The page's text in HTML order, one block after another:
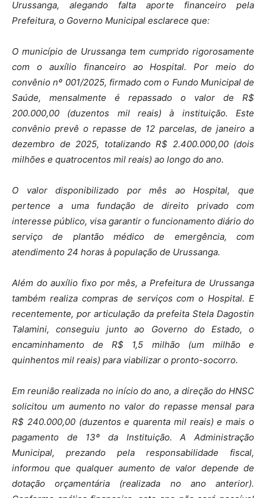
Urussanga, alegando falta aporte financeiro pela
Prefeitura, o Governo Municipal esclarece que:
O município de Urussanga tem cumprido rigorosamente
com o auxílio financeiro ao Hospital. Por meio do
convênio nº 001/2025, firmado com o Fundo Municipal de
Saúde, mensalmente é repassado o valor de R$
200.000,00 (duzentos mil reais) à instituição. Este
convênio prevê o repasse de 12 parcelas, de janeiro a
dezembro de 2025, totalizando R$ 2.400.000,00 (dois
milhões e quatrocentos mil reais) ao longo do ano.
O valor disponibilizado por mês ao Hospital, que
pertence a uma fundação de direito privado com
interesse público, visa garantir o funcionamento diário do
serviço de plantão médico de emergência, com
atendimento 24 horas à população de Urussanga.
Além do auxílio fixo por mês, a Prefeitura de Urussanga
também realiza compras de serviços com o Hospital. E
recentemente, por articulação da prefeita Stela Dagostin
Talamini, conseguiu junto ao Governo do Estado, o
encaminhamento de R$ 1,5 milhão (um milhão e
quinhentos mil reais) para viabilizar o pronto-socorro.
Em reunião realizada no início do ano, a direção do HNSC
solicitou um aumento no valor do repasse mensal para
R$ 240.000,00 (duzentos e quarenta mil reais) e mais o
pagamento de 13º da Instituição. A Administração
Municipal, prezando pela responsabilidade fiscal,
informou que qualquer aumento de valor depende de
dotação orçamentária (realizada no ano anterior).